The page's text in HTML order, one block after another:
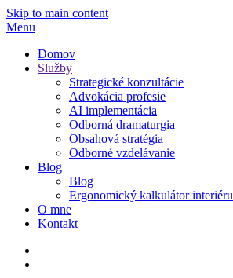
Skip to main content
Menu
Domov
Služby
Strategické konzultácie
Advokácia profesie
AI implementácia
Odborná dramaturgia
Obsahová stratégia
Odborné vzdelávanie
Blog
Blog
Ergonomický kalkulátor interiéru
O mne
Kontakt